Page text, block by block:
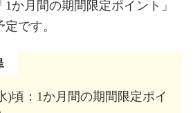
か月間の期間限定ポイント」
です。
)頃：1か月間の期間限定ポイ